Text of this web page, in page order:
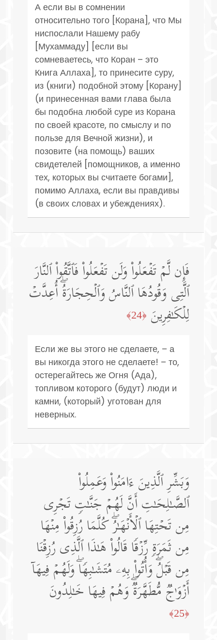
А если вы в сомнении
относительно того [Корана], что Мы
ниспослали Нашему рабу
[Мухаммаду] [если вы
сомневаетесь, что Коран – это
Книга Аллаха], то принесите суру,
из (книги) подобной этому [Корану]
(и принесенная вами глава была
бы подобна любой суре из Корана
по своей красоте, по смыслу и по
пользе для Вечной жизни), и
позовите (на помощь) ваших
свидетелей [помощников, а именно
тех, которых вы считаете богами],
помимо Аллаха, если вы правдивы
(в своих словах и убеждениях).
فَإِن لَّمۡ تَفۡعَلُوا۟ وَلَن تَفۡعَلُوا۟ فَٱتَّقُوا۟ ٱلنَّارَ
ٱلَّتِی وَقُودُهَا ٱلنَّاسُ وَٱلۡحِجَارَةُۖ أُعِدَّتۡ
لِلۡكَـٰفِرِینَ ﴿24﴾
Если же вы этого не сделаете, – а
вы никогда этого не сделаете! – то,
остерегайтесь же Огня (Ада),
топливом которого (будут) люди и
камни, (который) уготован для
неверных.
وَبَشِّرِ ٱلَّذِینَ ءَامَنُوا۟ وَعَمِلُوا۟
ٱلصَّـٰلِحَـٰتِ أَنَّ لَهُمۡ جَنَّـٰتࣲ تَجۡرِی
مِن تَحۡتِهَا ٱلۡأَنۡهَـٰرُۖ كُلَّمَا رُزِقُوا۟ مِنۡهَا
مِن ثَمَرَةࣲ رِّزۡقࣰا قَالُوا۟ هَـٰذَا ٱلَّذِی رُزِقۡنَا
مِن قَبۡلُۖ وَأُتُوا۟ بِهِۦ مُتَشَـٰبِهࣰاۖ وَلَهُمۡ فِیهَاۤ
أَزۡوَ ٰ⁠جࣱ مُّطَهَّرَةࣱۖ وَهُمۡ فِیهَا خَـٰلِدُونَ
﴿25﴾